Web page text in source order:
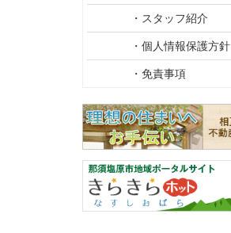
・スタッフ紹介
・個人情報保護方針
・免責事項